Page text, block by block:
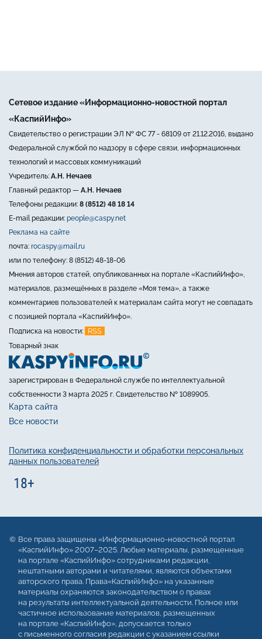
Сетевое издание «Информационно-новостной портал
«КаспийИнфо»
Свидетельство о регистрации ЭЛ № ФС 77 - 68109 от 21.12.2016, выдано
Федеральной службой по надзору в сфере связи, информационных
технологий и массовых коммуникаций
Учредитель: А.Н. Нечаев
Главный редактор — А.Н. Нечаев
Телефоны редакции: 8 (8512) 48 18 14
E-mail редакции: people@caspy.net
Реклама на сайте
почта: rocaspy@mail.ru
или по телефону: 8 (8512) 48-18-06
Мнения авторов статей, опубликованных на портале «КаспийИнфо»,
материалов, размещённых в разделе «Моя тема», а также
комментариев пользователей к материалам сайта могут не совпадать
с позицией портала «КаспийИнфо».
Подписка на новости:
RSS
Товарный знак
зарегистрирован в Федеральной службе по интеллектуальной
собственности 3 марта 2025 г. Свидетельство № 1089905.
Карта сайта
Все новости
Политика конфиденциальности и обработки персональных
данных пользователей
Все права защищены «Информационно-новостной портал
«КаспийИнфо» 2007–2025. Любые материалы, размещенные
на портале «КаспийИнфо» сотрудниками редакции,
нештатными авторами и читателями, являются объектами
авторского права. Права«КаспийИнфо» на указанные
материалы охраняются законодательством о правах
на результаты интеллектуальной деятельности. Полное или
частичное использование материалов, размещенных
на портале «КаспийИнфо», допускается только
с письменного согласия редакции с указанием ссылки